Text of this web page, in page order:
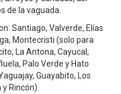
de la vaguada.
Santiago, Valverde, Elías
Montecristi (solo para
La Antona, Cayucal,
Palo Verde y Hato
Guayabito, Los
Rincón).